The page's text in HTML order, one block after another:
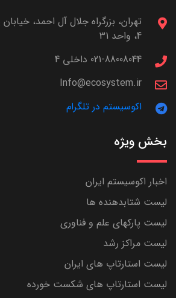
4، واحد 31
021-88008044 داخلی 4
Info@ecosystem.ir
اکوسیستم در تلگرام
بخش ویژه
اخبار اکوسیستم ایران
لیست شتابدهنده ها
لیست پارکهای علم و فناوری
لیست مراکز رشد
لیست استارتاپ های ایران
لیست استارتاپ های شکست خورده